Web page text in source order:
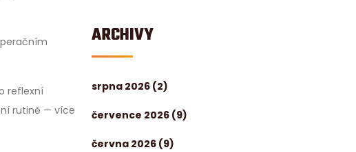
ARCHIVY
srpna 2026 (2)
července 2026 (9)
června 2026 (9)
reflexní
rutině — více